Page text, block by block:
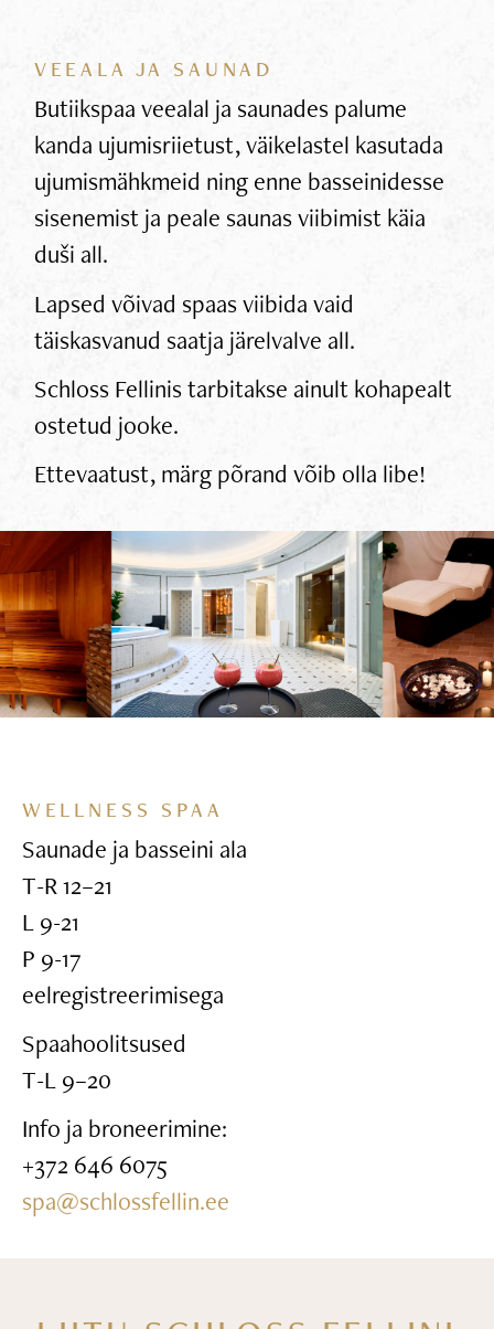
VEEALA JA SAUNAD
Butiikspaa veealal ja saunades palume
kanda ujumisriietust, väikelastel kasutada
ujumismähkmeid ning enne basseinidesse
sisenemist ja peale saunas viibimist käia
duši all.
Lapsed võivad spaas viibida vaid
täiskasvanud saatja järelvalve all.
Schloss Fellinis tarbitakse ainult kohapealt
ostetud jooke.
Ettevaatust, märg põrand võib olla libe!
WELLNESS SPAA
Saunade ja basseini ala
T-R 12–21
L 9-21
P 9-17
eelregistreerimisega
Spaahoolitsused
T-L 9–20
Info ja broneerimine:
+372 646 6075
spa@schlossfellin.ee